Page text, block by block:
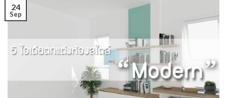
24
Sep